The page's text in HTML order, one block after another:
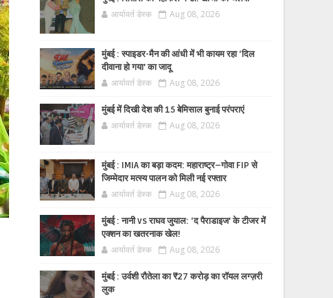
आर्यावर्त डेस्क Aug 08, 2026
मुंबई : स्पाइडर-मैन की आंधी में भी कायम रहा ‘दिल
दीवाना हो गया’ का जादू
आर्यावर्त डेस्क Aug 08, 2026
मुंबई में दिखी देश की 15 बेमिसाल बुनाई परंपराएं
आर्यावर्त डेस्क Aug 08, 2026
मुंबई : IMIA का बड़ा कदम: महाराष्ट्र–गोवा FIP से
जिम्मेदार मत्स्य पालन को मिली नई रफ्तार
आर्यावर्त डेस्क Aug 08, 2026
मुंबई : नानी vs राघव जुयाल: ‘द पैराडाइज’ के टीजर में
एक्शन का खतरनाक खेल!
आर्यावर्त डेस्क Aug 08, 2026
मुंबई : उर्वशी रौतेला का ₹27 करोड़ का रॉयल लग्ज़री
लुक